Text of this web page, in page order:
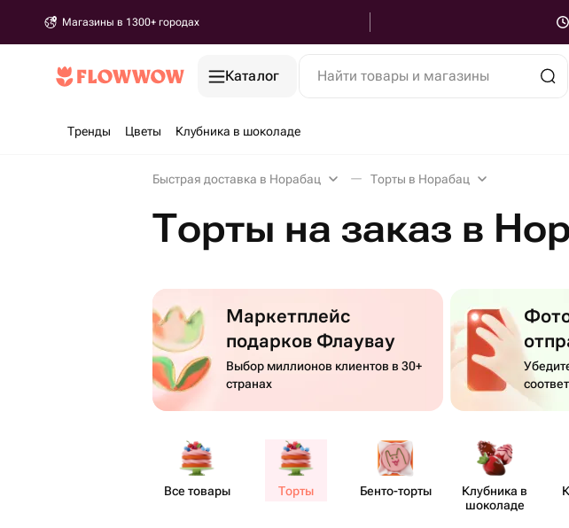
Магазины в 1300+ городах
Каталог Найти товары и магазины
Тренды Цветы Клубника в шоколаде
Быстрая доставка в Норабац Торты в Норабац
Торты на заказ в
Маркетплейс
подарков Флаувау
Выбор миллионов клиентов в 30+
странах
Все товары Торты Бенто​-торты
Клубника в
шоколаде